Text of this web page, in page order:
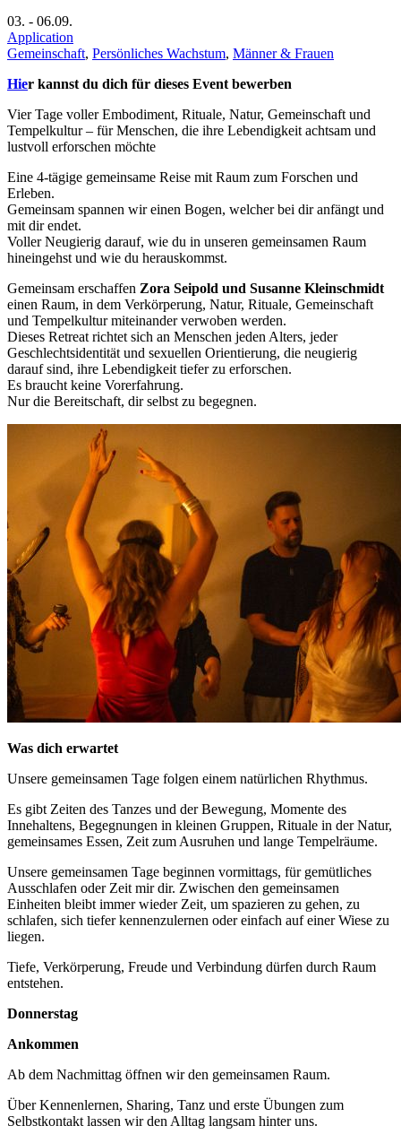
03. - 06.09.
Application
Gemeinschaft, Persönliches Wachstum, Männer & Frauen
Hier kannst du dich für dieses Event bewerben
Vier Tage voller Embodiment, Rituale, Natur, Gemeinschaft und
Tempelkultur – für Menschen, die ihre Lebendigkeit achtsam und
lustvoll erforschen möchte
Eine 4-tägige gemeinsame Reise mit Raum zum Forschen und
Erleben.
Gemeinsam spannen wir einen Bogen, welcher bei dir anfängt und
mit dir endet.
Voller Neugierig darauf, wie du in unseren gemeinsamen Raum
hineingehst und wie du herauskommst.
Gemeinsam erschaffen Zora Seipold und Susanne Kleinschmidt
einen Raum, in dem Verkörperung, Natur, Rituale, Gemeinschaft
und Tempelkultur miteinander verwoben werden.
Dieses Retreat richtet sich an Menschen jeden Alters, jeder
Geschlechtsidentität und sexuellen Orientierung, die neugierig
darauf sind, ihre Lebendigkeit tiefer zu erforschen.
Es braucht keine Vorerfahrung.
Nur die Bereitschaft, dir selbst zu begegnen.
Was dich erwartet
Unsere gemeinsamen Tage folgen einem natürlichen Rhythmus.
Es gibt Zeiten des Tanzes und der Bewegung, Momente des
Innehaltens, Begegnungen in kleinen Gruppen, Rituale in der Natur,
gemeinsames Essen, Zeit zum Ausruhen und lange Tempelräume.
Unsere gemeinsamen Tage beginnen vormittags, für gemütliches
Ausschlafen oder Zeit mir dir. Zwischen den gemeinsamen
Einheiten bleibt immer wieder Zeit, um spazieren zu gehen, zu
schlafen, sich tiefer kennenzulernen oder einfach auf einer Wiese zu
liegen.
Tiefe, Verkörperung, Freude und Verbindung dürfen durch Raum
entstehen.
Donnerstag
Ankommen
Ab dem Nachmittag öffnen wir den gemeinsamen Raum.
Über Kennenlernen, Sharing, Tanz und erste Übungen zum
Selbstkontakt lassen wir den Alltag langsam hinter uns.